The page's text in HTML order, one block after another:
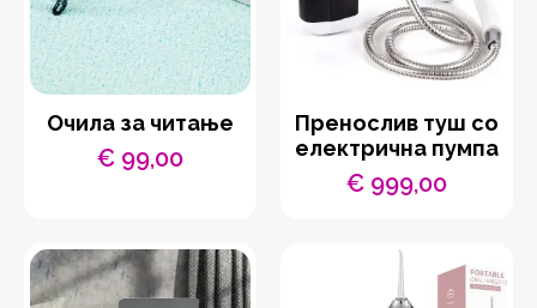
Очила за читање
€ 99,00
Пренослив туш со
електрична пумпа
€ 999,00